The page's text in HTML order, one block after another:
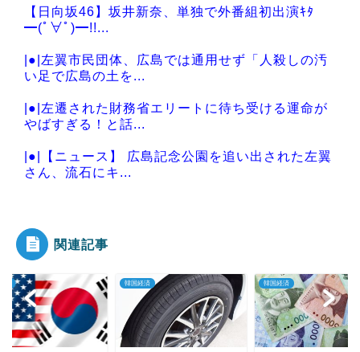
【日向坂46】坂井新奈、単独で外番組初出演ｷﾀ
━(ﾟ∀ﾟ)━!!...
|●|左翼市民団体、広島では通用せず「人殺しの汚
い足で広島の土を...
|●|左遷された財務省エリートに待ち受ける運命が
やばすぎる！と話...
|●|【ニュース】 広島記念公園を追い出された左翼
さん、流石にキ...
Powered by livedoor 相互RSS
関連記事
韓国経済 韓国経済